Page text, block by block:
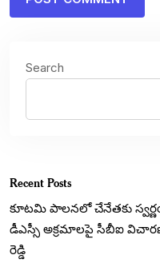
Search
Recent Posts
కూటమి పాలనలో చేనేతకు
డీఎస్సీ అక్రమాలపై సీబీఐ
రెడ్డి